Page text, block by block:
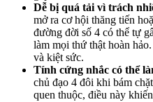
Dễ bị quá tải vì trách
mở ra cơ hội thăng tiến
đường đời số 4 có thể tự
làm mọi thứ thật hoàn
và kiệt sức.
Tính cứng nhắc có thể
chủ đạo 4 đôi khi bám
quen thuộc, điều này